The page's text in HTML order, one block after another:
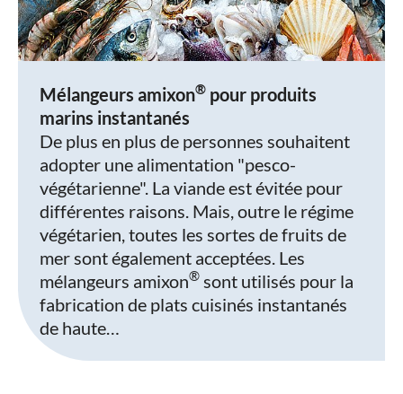
Mélangeurs amixon® pour produits
marins instantanés
De plus en plus de personnes souhaitent
adopter une alimentation "pesco-
végétarienne". La viande est évitée pour
différentes raisons. Mais, outre le régime
végétarien, toutes les sortes de fruits de
mer sont également acceptées. Les
mélangeurs amixon® sont utilisés pour la
fabrication de plats cuisinés instantanés
de haute…